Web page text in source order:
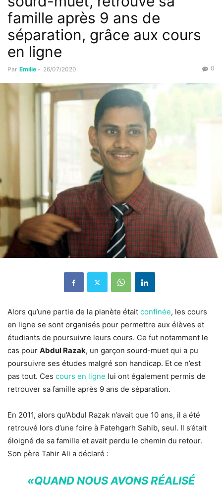
famille après 9 ans de
séparation, grâce aux cours
en ligne
Par Emilie - 26/07/2020 0
Alors qu’une partie de la planète était confinée, les cours
en ligne se sont organisés pour permettre aux élèves et
étudiants de poursuivre leurs cours. Ce fut notamment le
cas pour Abdul Razak, un garçon sourd-muet qui a pu
poursuivre ses études malgré son handicap. Et ce n’est
pas tout. Ces cours en ligne lui ont également permis de
retrouver sa famille après 9 ans de séparation.
En 2011, alors qu’Abdul Razak n’avait que 10 ans, il a été
retrouvé lors d’une foire à Fatehgarh Sahib, seul. Il s’était
éloigné de sa famille et avait perdu le chemin du retour.
Son père Tahir Ali a déclaré :
«QUAND NOUS AVONS RÉALISÉ